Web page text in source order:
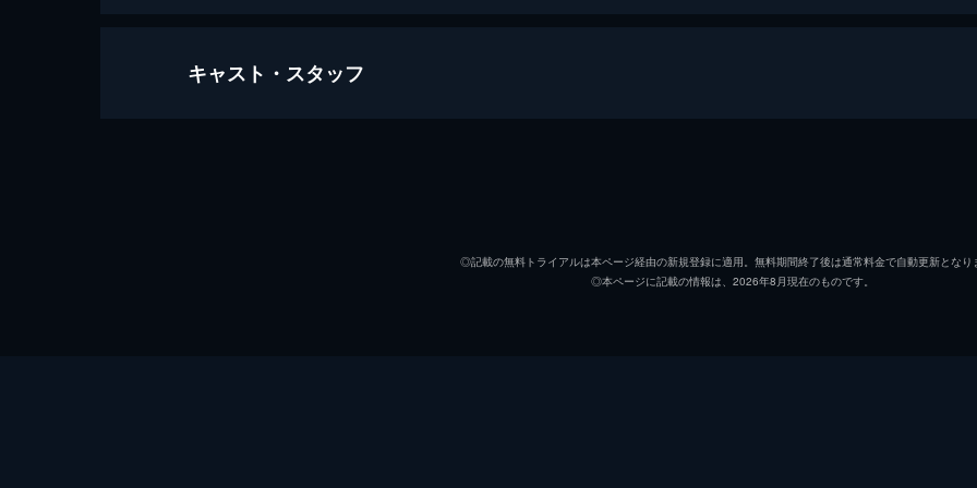
鬼門
キャスト・スタッフ
テフン
◎記載の無料トライアルは本ページ経由の新規登録に適用。無料期間終了後は通常料金で自動更新となり
◎本ページに記載の情報は、2026年8月現在のものです。